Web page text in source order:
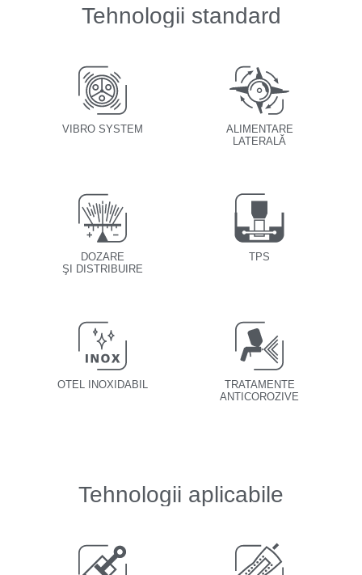
Tehnologii standard
VIBRO SYSTEM
ALIMENTARE
LATERALĂ
DOZARE
ŞI DISTRIBUIRE
TPS
OTEL INOXIDABIL
TRATAMENTE
ANTICOROZIVE
Tehnologii aplicabile